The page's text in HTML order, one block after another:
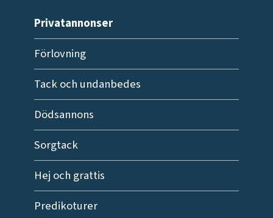
Privatannonser
Förlovning
Tack och undanbedes
Dödsannons
Sorgtack
Hej och grattis
Predikoturer